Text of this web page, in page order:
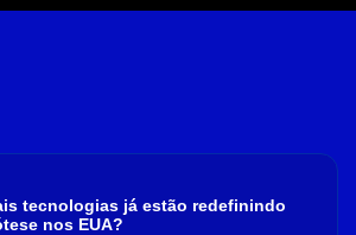
tecnologias já estão redefinindo
nos EUA?